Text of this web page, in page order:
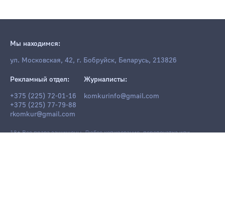
Мы находимся:
ул. Московская, 42, г. Бобруйск, Беларусь, 213826
Рекламный отдел:
+375 (225) 72-01-16
+375 (225) 77-79-88
rkomkur@gmail.com
Журналисты:
komkurinfo@gmail.com
18+ Все права защищены. Любое копирование, перепечатка или